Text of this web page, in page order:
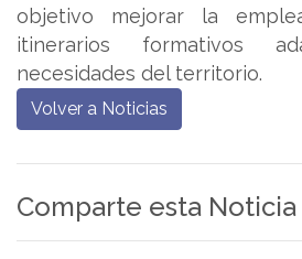
objetivo mejorar la
itinerarios formativos
necesidades del territorio.
Volver a Noticias
Comparte esta Noticia